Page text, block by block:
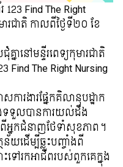
Find The Right
ារជាតិ កាលពីថ្ងៃទី២០ ខែ
ានៅមន្ទីរពេទ្យកុមារជាតិ
The Right Nursing
ារងារផ្នែកគិលានុបដ្ឋាក
ទទួលបានការយល់ដឹង
ពីអ្នកជំនាញថែទាំសុខភាព។
យដើម្បីឆ្លុះបញ្ចាំងពី
ៅរកអាជីពរបស់ពួកគេក្នុង